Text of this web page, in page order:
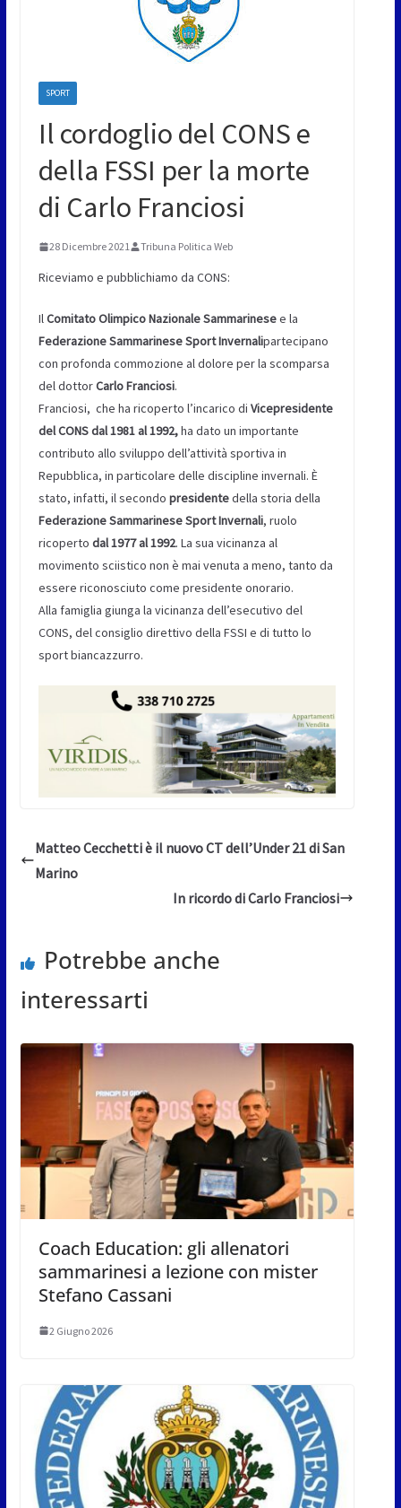
SPORT
Il cordoglio del CONS e
della FSSI per la morte
di Carlo Franciosi
28 Dicembre 2021 Tribuna Politica Web
Riceviamo e pubblichiamo da CONS:
IlComitato Olimpico Nazionale Sammarinesee la
Federazione Sammarinese Sport Invernalipartecipano
con profonda commozione al dolore per la scomparsa
del dottorCarlo Franciosi.
Franciosi, che ha ricoperto l’incarico di Vicepresidente
del CONS dal 1981 al 1992,ha dato un importante
contributo allo sviluppo dell’attività sportiva in
Repubblica, in particolare delle discipline invernali. È
stato, infatti, il secondo presidentedella storia della
Federazione Sammarinese Sport Invernali, ruolo
ricoperto dal 1977 al 1992. La sua vicinanza al
movimento sciistico non è mai venuta a meno, tanto da
essere riconosciuto come presidente onorario.
Alla famiglia giunga la vicinanza dell’esecutivo del
CONS, del consiglio direttivo della FSSI e di tutto lo
sport biancazzurro.
Matteo Cecchetti è il nuovo CT dell’Under 21 di San
Marino
In ricordo di Carlo Franciosi
Potrebbe anche
interessarti
Coach Education: gli allenatori
sammarinesi a lezione con mister
Stefano Cassani
2 Giugno 2026